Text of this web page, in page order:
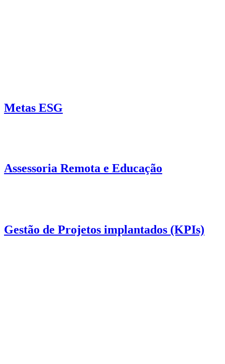
Metas ESG
Assessoria Remota e Educação
Gestão de Projetos implantados (KPIs)